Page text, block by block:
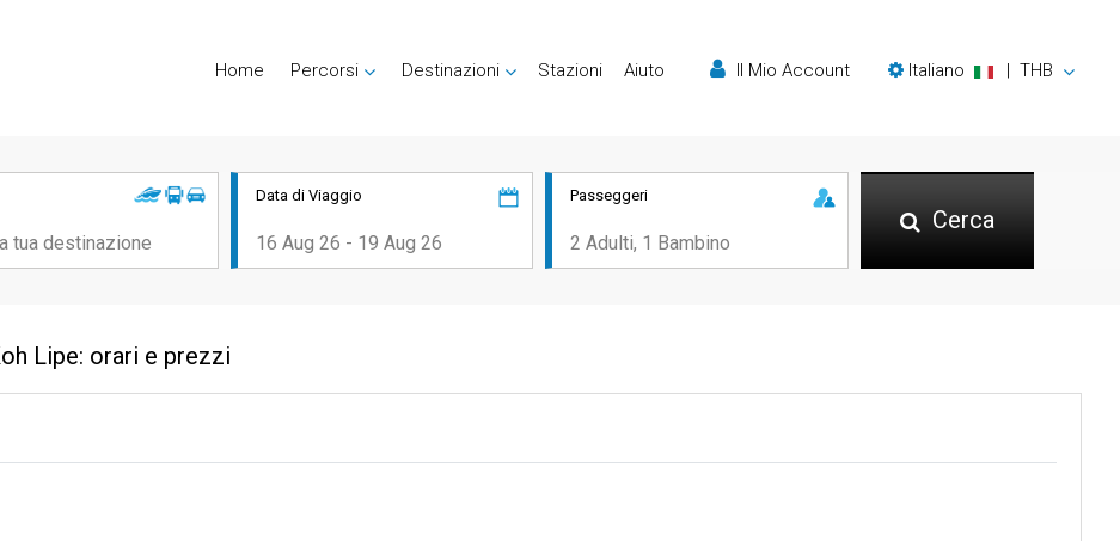
Home Percorsi Destinazioni Stazioni Aiuto Il Mio Account Italiano | THB
Data di Viaggio Passeggeri
Cerca
Lipe: orari e prezzi